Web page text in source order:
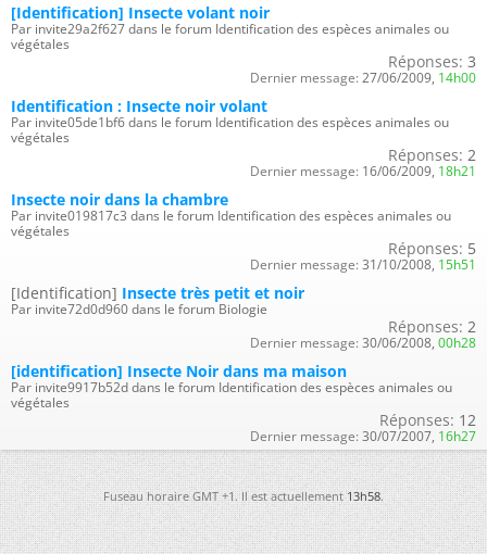
[Identification] Insecte volant noir
Par invite29a2f627 dans le forum Identification des espèces animales ou
végétales
Réponses: 3
Dernier message: 27/06/2009, 14h00
Identification : Insecte noir volant
Par invite05de1bf6 dans le forum Identification des espèces animales ou
végétales
Réponses: 2
Dernier message: 16/06/2009, 18h21
Insecte noir dans la chambre
Par invite019817c3 dans le forum Identification des espèces animales ou
végétales
Réponses: 5
Dernier message: 31/10/2008, 15h51
[Identification] Insecte très petit et noir
Par invite72d0d960 dans le forum Biologie
Réponses: 2
Dernier message: 30/06/2008, 00h28
[identification] Insecte Noir dans ma maison
Par invite9917b52d dans le forum Identification des espèces animales ou
végétales
Réponses: 12
Dernier message: 30/07/2007, 16h27
Fuseau horaire GMT +1. Il est actuellement13h58.